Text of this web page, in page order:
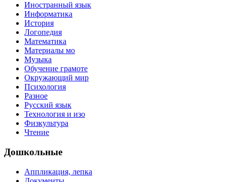
Иностранный язык
Информатика
История
Логопедия
Математика
Материалы мо
Музыка
Обучение грамоте
Окружающий мир
Психология
Разное
Русский язык
Технология и изо
Физкультура
Чтение
Дошкольные
Аппликация, лепка